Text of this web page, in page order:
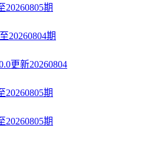
20260805期
20260804期
更新20260804
20260805期
20260805期